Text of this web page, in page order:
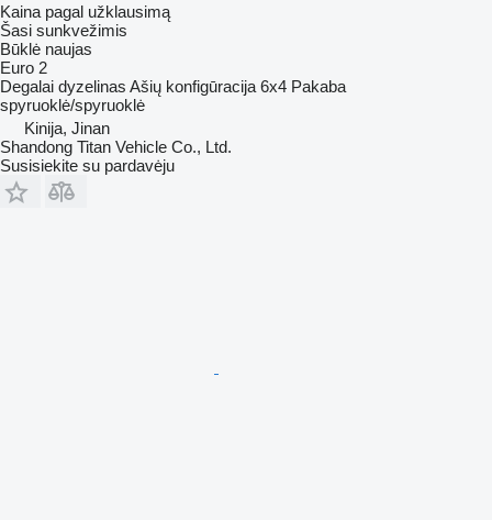
Kaina pagal užklausimą
Šasi sunkvežimis
Būklė naujas
Euro 2
Degalai dyzelinas Ašių konfigūracija 6x4 Pakaba
spyruoklė/spyruoklė
Kinija, Jinan
Shandong Titan Vehicle Co., Ltd.
Susisiekite su pardavėju